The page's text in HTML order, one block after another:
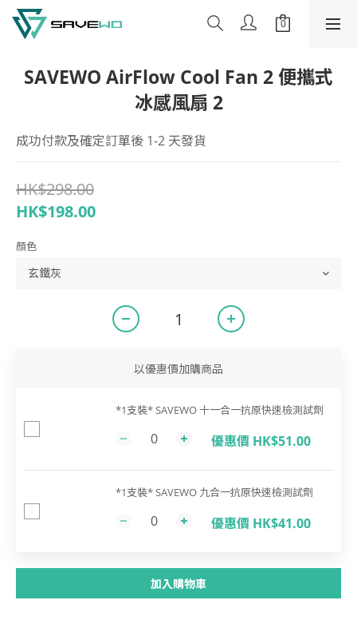
SAVEWO AirFlow Cool Fan 2 便攜式
冰感風扇 2
成功付款及確定訂單後 1-2 天發貨
HK$298.00
HK$198.00
顏色
以優惠價加購商品
*1支裝* SAVEWO 十一合一抗原快速檢測試劑
優惠價 HK$51.00
*1支裝* SAVEWO 九合一抗原快速檢測試劑
優惠價 HK$41.00
加入購物車